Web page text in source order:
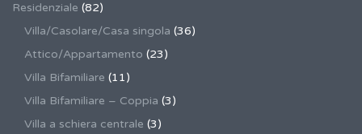
Residenziale (82)
Villa/Casolare/Casa singola (36)
Attico/Appartamento (23)
Villa Bifamiliare (11)
Villa Bifamiliare – Coppia (3)
Villa a schiera centrale (3)